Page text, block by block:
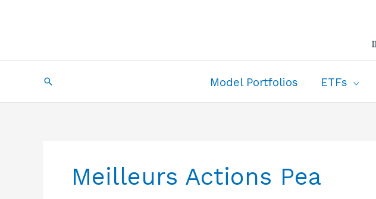
Search Model Portfolios ETFs
Meilleurs Actions Pea